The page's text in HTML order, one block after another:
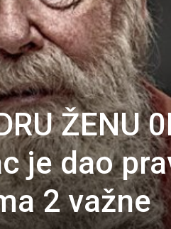
ŽENU
je dao
2 važne